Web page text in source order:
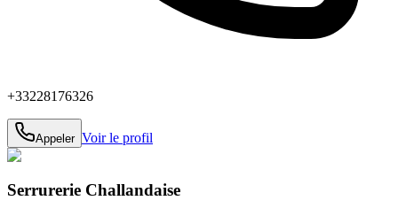
+33228176326
Appeler Voir le profil
Serrurerie Challandaise